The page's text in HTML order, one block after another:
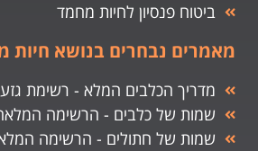
ביטוח פנסיון לחיות מחמד
מאמרים נבחרים בנושא חיות
מדריך הכלבים המלא - רשימת גזעי
שמות של כלבים - הרשימה
שמות של חתולים - הרשימה